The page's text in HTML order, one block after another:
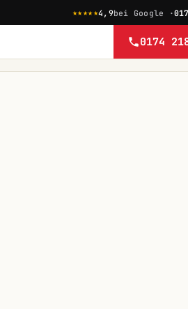
★★★★★4,9bei Google ·
0174